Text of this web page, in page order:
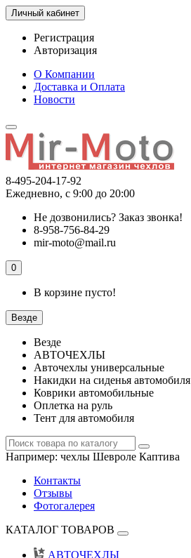
Личный кабинет
Регистрация
Авторизация
О Компании
Доставка и Оплата
Новости
8-495-204-17-92
Ежедневно, с 9:00 до 20:00
Не дозвонились? Заказ звонка!
8-958-756-84-29
mir-moto@mail.ru
0
В корзине пусто!
Везде
Везде
АВТОЧЕХЛЫ
Авточехлы универсальные
Накидки на сиденья автомобиля
Коврики автомобильные
Оплетка на руль
Тент для автомобиля
Например: чехлы Шевроле Каптива
Контакты
Отзывы
Фотогалерея
КАТАЛОГ ТОВАРОВ
АВТОЧЕХЛЫ